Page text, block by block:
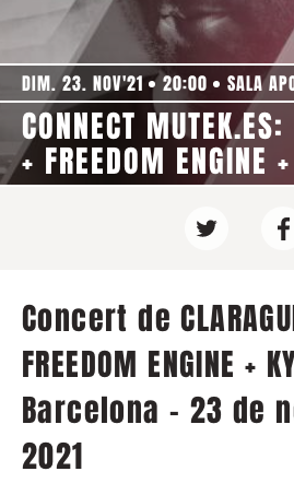
DIM. 23. NOV'21 20:00 SALA
CONNECT
+ FREEDOM ENGINE
Concert de
FREEDOM ENGINE +
Barcelona - 23 de
2021